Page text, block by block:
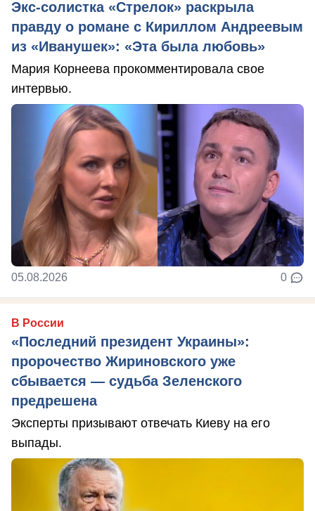
Экс-солистка «Стрелок» раскрыла
правду о романе с Кириллом Андреевым
из «Иванушек»: «Эта была любовь»
Мария Корнеева прокомментировала свое
интервью.
05.08.2026 0
В России
«Последний президент Украины»:
пророчество Жириновского уже
сбывается — судьба Зеленского
предрешена
Эксперты призывают отвечать Киеву на его
выпады.